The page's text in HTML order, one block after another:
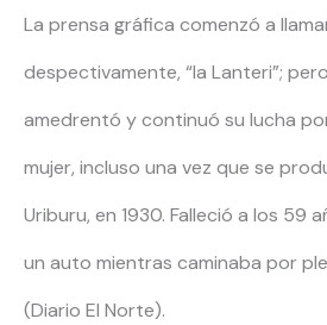
La prensa gráfica comenzó a
despectivamente, “la Lanteri”;
amedrentó y continuó su lucha
mujer, incluso una vez que se
Uriburu, en 1930. Falleció a los 59
un auto mientras caminaba por
(Diario El Norte).